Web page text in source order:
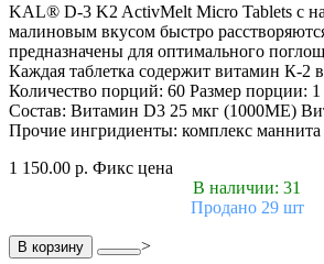
KAL® D-3 K2 ActivMelt Micro Tablets с
малиновым вкусом быстро
предназначены для оптимального
Каждая таблетка содержит витамин К-2
Количество порций: 60 Размер порции: 1
Состав: Витамин D3 25 мкг (1000МЕ)
Прочие ингридиенты: комплекс маннита
1 150.00 р. Фикс цена
В наличии: 31
Продано 29 шт
В корзину >